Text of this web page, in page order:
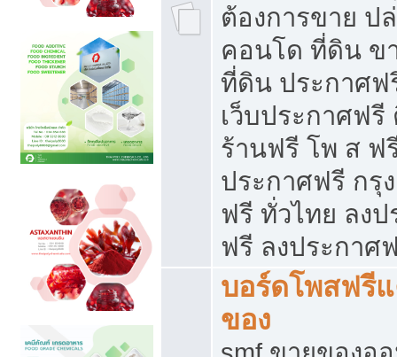
ต้องการขาย ป
คอนโด ที่ดิน ข
ที่ดิน ประกาศฟ
เว็บประกาศฟ
ร้านฟรี โพ ส ฟ
ประกาศฟรี กรุ
ฟรี ทั่วไทย ลง
ฟรี ลงประกาศ
บอร์ดโพสฟรี
ของ